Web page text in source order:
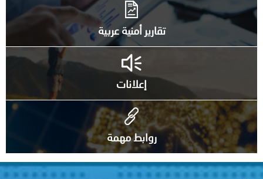
تقارير أمنية عربية
إعلانات
روابط مهمة